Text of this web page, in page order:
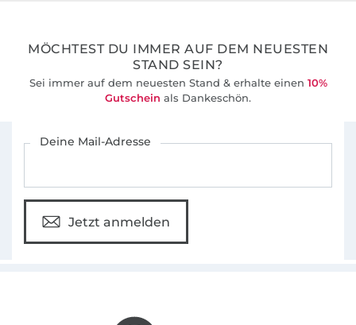
MÖCHTEST DU IMMER AUF DEM NEUESTEN
STAND SEIN?
Sei immer auf dem neuesten Stand & erhalte einen 10%
Gutschein als Dankeschön.
Deine Mail-Adresse
Jetzt anmelden